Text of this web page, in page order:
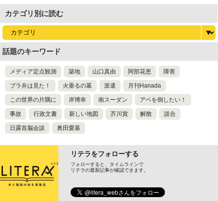
カテゴリ別に読む
話題のキーワード
メディア定点観測 築地 山口真由 阿部花恵 障害
ブラ弁は見た！ 火垂るの墓 派遣 月刊Hanada
この世界の片隅に 岸博幸 南スーダン アベを倒したい！
事故 行政文書 新しい地図 芥川賞 解散 談合
日露首脳会談 奥田愛基
リテラをフォローする
フォローすると、タイムラインで
リテラの最新記事が確認できます。